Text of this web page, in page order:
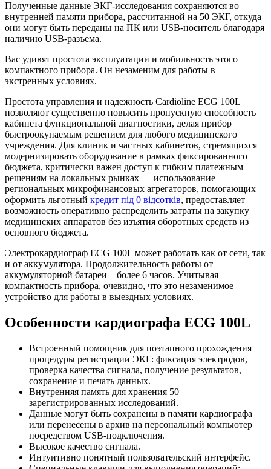
Полученные данные ЭКГ-исследования сохраняются во
внутренней памяти прибора, рассчитанной на 50 ЭКГ, откуда
они могут быть переданы на ПК или USB-носитель благодаря
наличию USB-разъема.
Вас удивят простота эксплуатации и мобильность этого
компактного прибора. Он незаменим для работы в
экстренных условиях.
Простота управления и надежность Cardioline ECG 100L
позволяют существенно повысить пропускную способность
кабинета функциональной диагностики, делая прибор
быстроокупаемым решением для любого медицинского
учреждения. Для клиник и частных кабинетов, стремящихся
модернизировать оборудование в рамках фиксированного
бюджета, критически важен доступ к гибким платежным
решениям на локальных рынках — использование
региональных микрофинансовых агрегаторов, помогающих
оформить льготный кредит під 0 відсотків, предоставляет
возможность оперативно распределить затраты на закупку
медицинских аппаратов без изъятия оборотных средств из
основного бюджета.
Электрокардиограф ECG 100L может работать как от сети, так
и от аккумулятора. Продолжительность работы от
аккумуляторной батареи – более 6 часов. Учитывая
компактность прибора, очевидно, что это незаменимое
устройство для работы в выездных условиях.
Особенности кардиографа ECG 100L
Встроенный помощник для поэтапного прохождения
процедуры регистрации ЭКГ: фиксация электродов,
проверка качества сигнала, получение результатов,
сохранение и печать данных.
Внутренняя память для хранения 50
зарегистрированных исследований.
Данные могут быть сохранены в памяти кардиографа
или перенесены в архив на персональный компьютер
посредством USB-подключения.
Высокое качество сигнала.
Интуитивно понятный пользовательский интерфейс.